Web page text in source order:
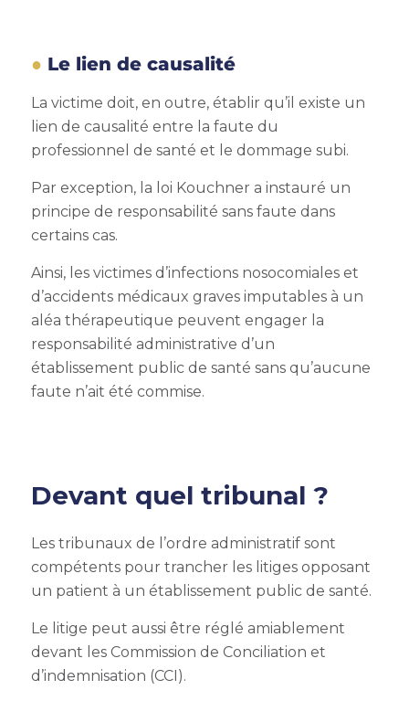
Le lien de causalité
La victime doit, en outre, établir qu’il existe un
lien de causalité entre la faute du
professionnel de santé et le dommage subi.
Par exception, la loi Kouchner a instauré un
principe de responsabilité sans faute dans
certains cas.
Ainsi, les victimes d’infections nosocomiales et
d’accidents médicaux graves imputables à un
aléa thérapeutique peuvent engager la
responsabilité administrative d’un
établissement public de santé sans qu’aucune
faute n’ait été commise.
Devant quel tribunal ?
Les tribunaux de l’ordre administratif sont
compétents pour trancher les litiges opposant
un patient à un établissement public de santé.
Le litige peut aussi être réglé amiablement
devant les Commission de Conciliation et
d’indemnisation (CCI).